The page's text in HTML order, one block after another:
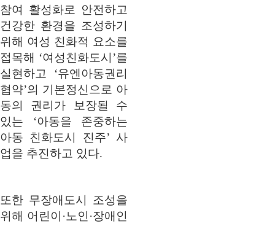
참여 활성화로 안전하고
건강한 환경을 조성하기
위해 여성 친화적 요소를
접목해 ‘여성친화도시’를
실현하고 ‘유엔아동권리
협약’의 기본정신으로 아
동의 권리가 보장될 수
있는 ‘아동을 존중하는
아동 친화도시 진주’ 사
업을 추진하고 있다.
또한 무장애도시 조성을
위해 어린이·노인·장애인